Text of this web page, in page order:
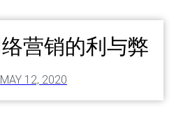
营销的利与弊
MAY 12, 2020